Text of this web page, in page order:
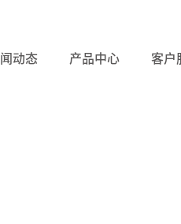
动态 产品中心 客户